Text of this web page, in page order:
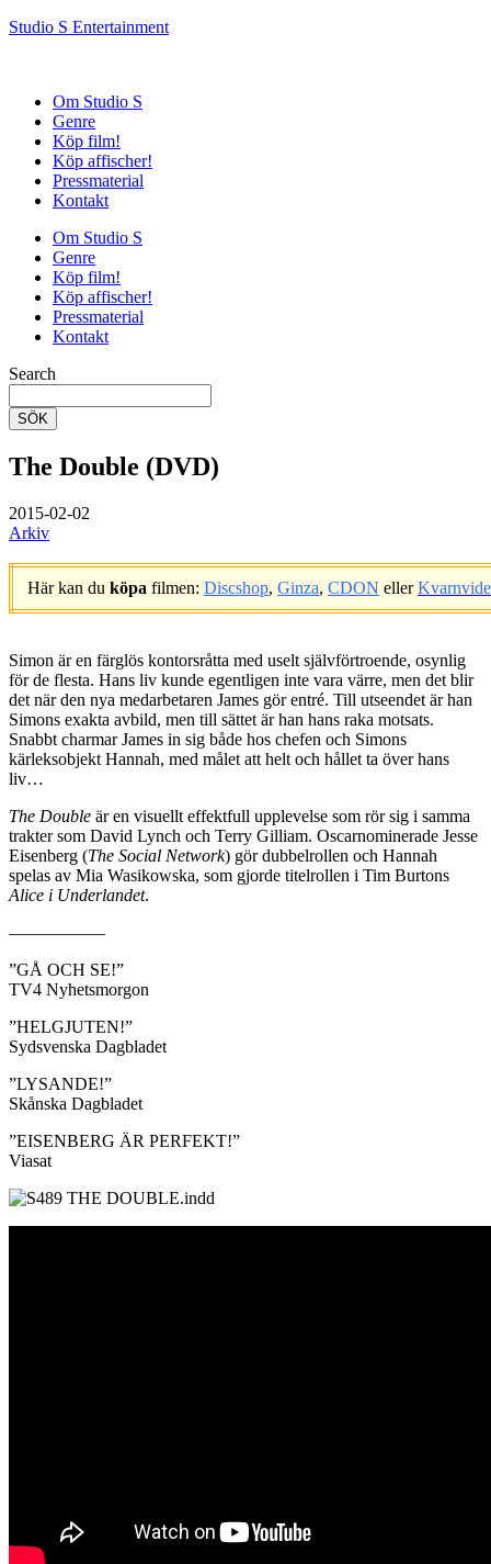
Studio S Entertainment
Om Studio S
Genre
Köp film!
Köp affischer!
Pressmaterial
Kontakt
Om Studio S
Genre
Köp film!
Köp affischer!
Pressmaterial
Kontakt
Search
SÖK
The Double (DVD)
2015-02-02
Arkiv
Här kan du köpa filmen: Discshop, Ginza, CDON eller
Simon är en färglös kontorsråtta med uselt självförtroende, osynlig
för de flesta. Hans liv kunde egentligen inte vara värre, men det blir
det när den nya medarbetaren James gör entré. Till utseendet är han
Simons exakta avbild, men till sättet är han hans raka motsats.
Snabbt charmar James in sig både hos chefen och Simons
kärleksobjekt Hannah, med målet att helt och hållet ta över hans
liv…
The Double är en visuellt effektfull upplevelse som rör sig i samma
trakter som David Lynch och Terry Gilliam. Oscarnominerade Jesse
Eisenberg (The Social Network) gör dubbelrollen och Hannah
spelas av Mia Wasikowska, som gjorde titelrollen i Tim Burtons
Alice i Underlandet.
—————–
”GÅ OCH SE!”
TV4 Nyhetsmorgon
”HELGJUTEN!”
Sydsvenska Dagbladet
”LYSANDE!”
Skånska Dagbladet
”EISENBERG ÄR PERFEKT!”
Viasat